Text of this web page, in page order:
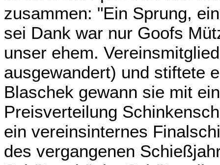
zusammen: "Ein Sprung,
sei Dank war nur Goofs
unser ehem.
ausgewandert) und stiftete
Blaschek gewann sie mit
Preisverteilung
ein vereinsinternes
des vergangenen